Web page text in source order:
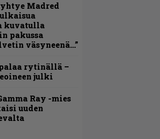
yhtye Madred
kuvatulla
pakussa
väsyneenä…”
rytinällä –
julki
Ray -mies
uuden